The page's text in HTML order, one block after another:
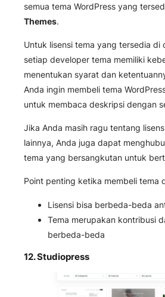
semua tema WordPress yang
Themes.
Untuk lisensi tema yang tersedia di
setiap developer tema memiliki
menentukan syarat dan
Anda ingin membeli tema
untuk membaca deskripsi dengan
Jika Anda masih ragu tentang
lainnya, Anda juga dapat
tema yang bersangkutan untuk
Point penting ketika membeli tema
Lisensi bisa berbeda-beda
Tema merupakan kontribusi
berbeda-beda
12.Studiopress